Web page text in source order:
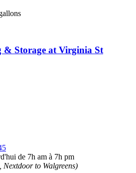
Storage at Virginia St
de 7h am à 7h pm
to Walgreens)